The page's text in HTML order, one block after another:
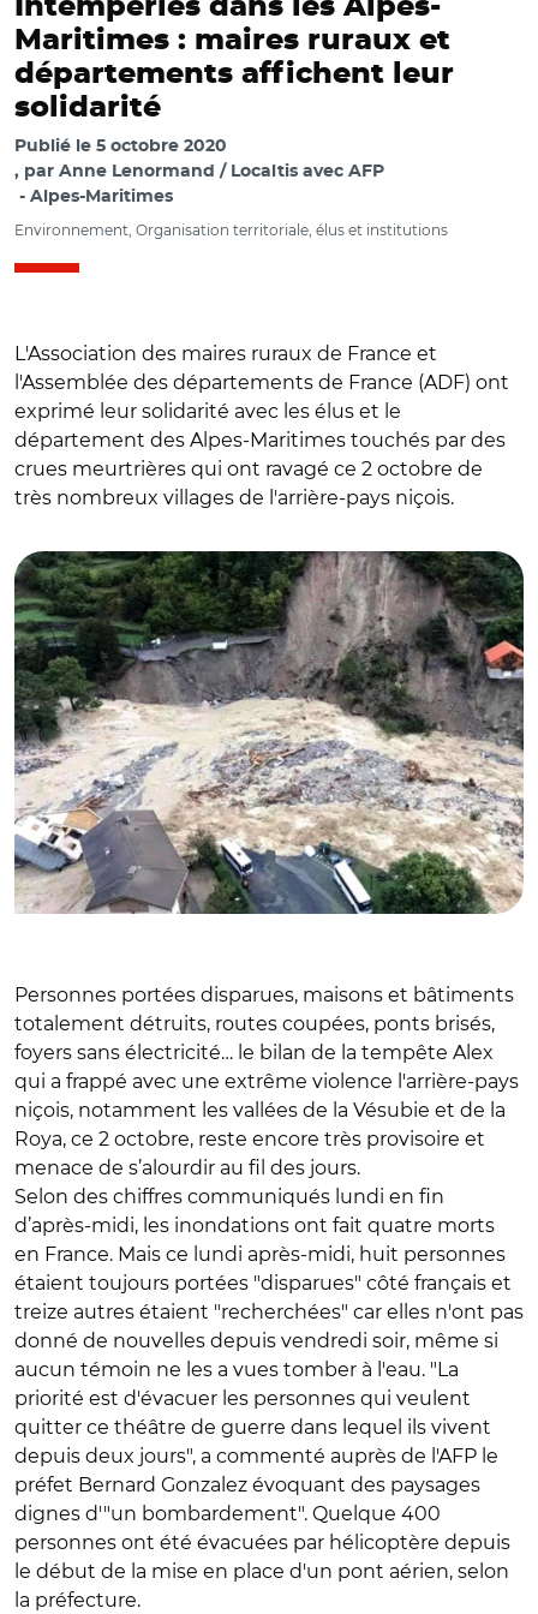
Intempéries dans les Alpes-
Maritimes : maires ruraux et
départements affichent leur
solidarité
Publié le 5 octobre 2020
par Anne Lenormand / Localtis avec AFP
Alpes-Maritimes
Environnement, Organisation territoriale, élus et institutions
L'Association des maires ruraux de France et
l'Assemblée des départements de France (ADF) ont
exprimé leur solidarité avec les élus et le
département des Alpes-Maritimes touchés par des
crues meurtrières qui ont ravagé ce 2 octobre de
très nombreux villages de l'arrière-pays niçois.
Personnes portées disparues, maisons et bâtiments
totalement détruits, routes coupées, ponts brisés,
foyers sans électricité… le bilan de la tempête Alex
qui a frappé avec une extrême violence l'arrière-pays
niçois, notamment les vallées de la Vésubie et de la
Roya, ce 2 octobre, reste encore très provisoire et
menace de s’alourdir au fil des jours.
Selon des chiffres communiqués lundi en fin
d’après-midi, les inondations ont fait quatre morts
en France. Mais ce lundi après-midi, huit personnes
étaient toujours portées "disparues" côté français et
treize autres étaient "recherchées" car elles n'ont pas
donné de nouvelles depuis vendredi soir, même si
aucun témoin ne les a vues tomber à l'eau. "La
priorité est d'évacuer les personnes qui veulent
quitter ce théâtre de guerre dans lequel ils vivent
depuis deux jours", a commenté auprès de l'AFP le
préfet Bernard Gonzalez évoquant des paysages
dignes d'"un bombardement". Quelque 400
personnes ont été évacuées par hélicoptère depuis
le début de la mise en place d'un pont aérien, selon
la préfecture.